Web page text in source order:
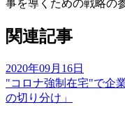
事を導くための戦略の
関連記事
2020年09月16日
"コロナ強制在宅"で企
の切り分け」